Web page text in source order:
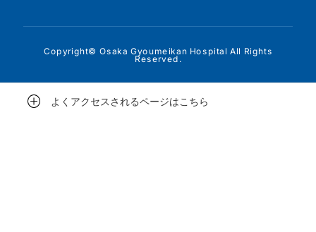
Copyright© Osaka Gyoumeikan Hospital All Rights
Reserved.
よくアクセスされるページはこちら